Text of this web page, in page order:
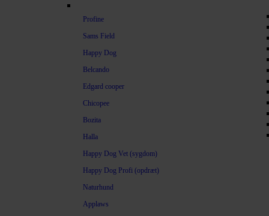
Profine
Sams Field
Happy Dog
Belcando
Edgard cooper
Chicopee
Bozita
Halla
Happy Dog Vet (sygdom)
Happy Dog Profi (opdræt)
Naturhund
Applaws